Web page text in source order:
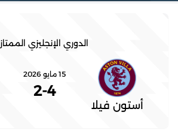
الدوري الإنجليزي الممتاز
أستون فيلا
15 مايو 2026
4
-
2